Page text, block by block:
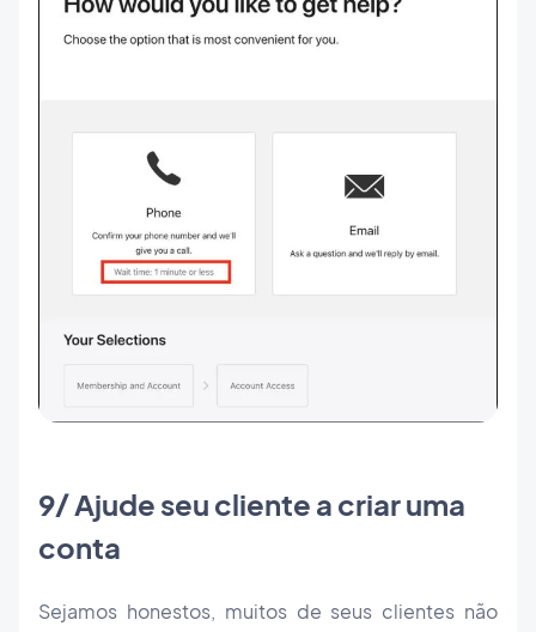
9/ Ajude seu cliente a criar uma
conta
Sejamos honestos, muitos de seus clientes não